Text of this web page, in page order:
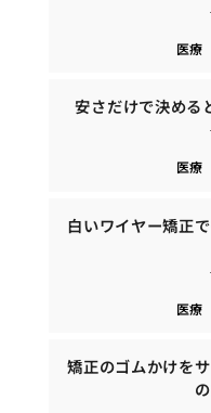
医療
安さだけで決める
医療
白いワイヤー矯正
医療
矯正のゴムかけを